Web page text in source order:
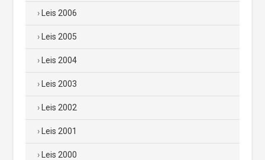
Leis 2006
Leis 2005
Leis 2004
Leis 2003
Leis 2002
Leis 2001
Leis 2000